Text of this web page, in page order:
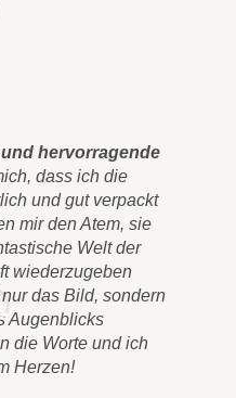
hervorragende
dass ich die
und gut verpackt
mir den Atem, sie
Welt der
wiederzugeben
das Bild, sondern
Augenblicks
die Worte und ich
Herzen!